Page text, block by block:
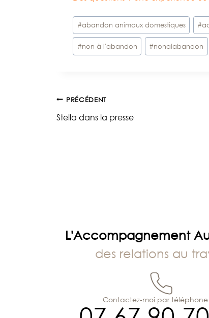
Étiquettes
de
la
#abandon animaux domestiques #
#non à l'abandon #nonalabandon
Navigation
PRÉCÉDENT
Stella dans la presse
L'Accompagnement
des relations au
Contactez-moi par